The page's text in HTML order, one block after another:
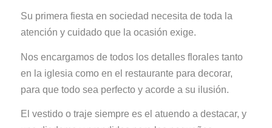
Su primera fiesta en sociedad necesita de toda la
atención y cuidado que la ocasión exige.
Nos encargamos de todos los detalles florales tanto
en la iglesia como en el restaurante para decorar,
para que todo sea perfecto y acorde a su ilusión.
El vestido o traje siempre es el atuendo a destacar, y